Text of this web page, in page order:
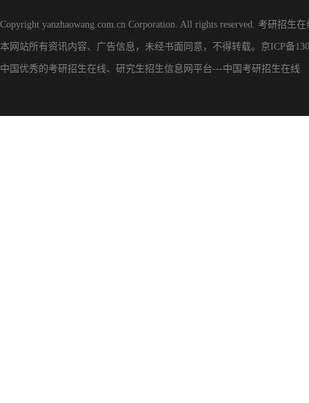
Copyright yanzhaowang.com.cn Corporation. All rights reserved. 考研招生在
本网站所有资讯内容、广告信息，未经书面同意，不得转载。 京ICP备
中国优秀的考研招生在线、 研究生招生信息网 平台---中国考研招生在线